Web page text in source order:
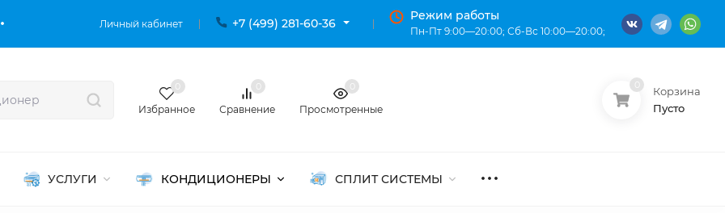
Личный кабинет +7 (499) 281-60-36
Режим работы
Пн-Пт 9:00—20:00; Сб-Вс 10:00—20:00;
Избранное Сравнение Просмотренные
Корзина
Пусто
УСЛУГИ КОНДИЦИОНЕРЫ СПЛИТ СИСТЕМЫ